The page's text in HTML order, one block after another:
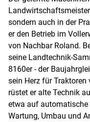
sondern auch in der
er den Betrieb im
von Nachbar Roland.
seine Landtechnik-
8160er - der
sein Herz für Traktoren
rüstet er alte Technik
etwa auf automatische
Wartung, Umbau und